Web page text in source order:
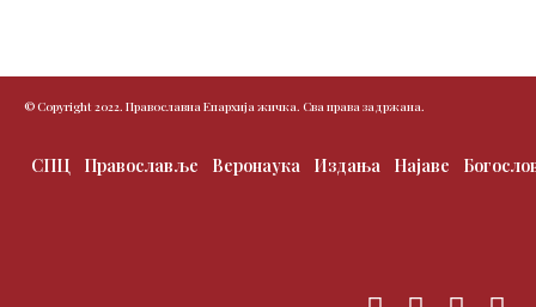
© Copyright 2022. Православна Епархија жичка. Сва права задржана.
СПЦ Православље Веронаука Издања Најаве